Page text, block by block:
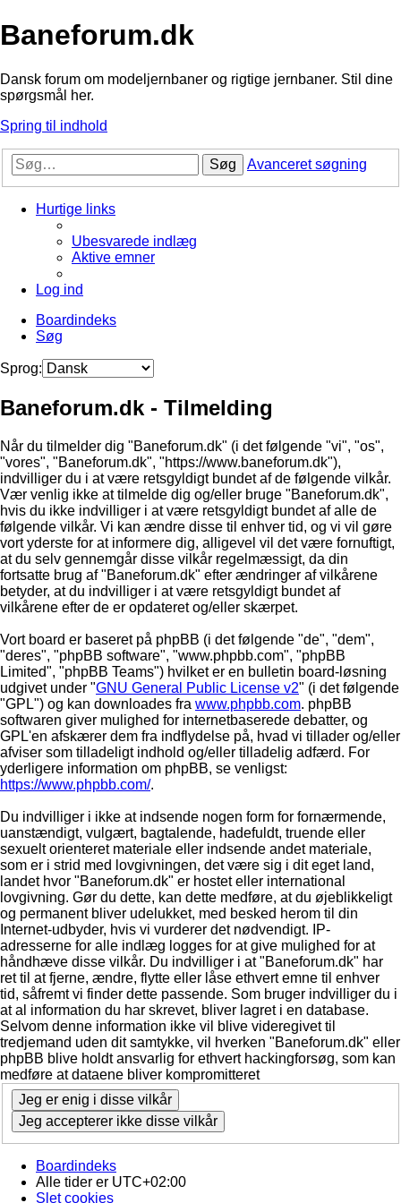
Baneforum.dk
Dansk forum om modeljernbaner og rigtige jernbaner. Stil dine
spørgsmål her.
Spring til indhold
Søg Avanceret søgning
Hurtige links
Ubesvarede indlæg
Aktive emner
Log ind
Boardindeks
Søg
Sprog:
Baneforum.dk - Tilmelding
Når du tilmelder dig "Baneforum.dk" (i det følgende "vi", "os",
"vores", "Baneforum.dk", "https://www.baneforum.dk"),
indvilliger du i at være retsgyldigt bundet af de følgende vilkår.
Vær venlig ikke at tilmelde dig og/eller bruge "Baneforum.dk",
hvis du ikke indvilliger i at være retsgyldigt bundet af alle de
følgende vilkår. Vi kan ændre disse til enhver tid, og vi vil gøre
vort yderste for at informere dig, alligevel vil det være fornuftigt,
at du selv gennemgår disse vilkår regelmæssigt, da din
fortsatte brug af "Baneforum.dk" efter ændringer af vilkårene
betyder, at du indvilliger i at være retsgyldigt bundet af
vilkårene efter de er opdateret og/eller skærpet.
Vort board er baseret på phpBB (i det følgende "de", "dem",
"deres", "phpBB software", "www.phpbb.com", "phpBB
Limited", "phpBB Teams") hvilket er en bulletin board-løsning
udgivet under "GNU General Public License v2" (i det følgende
"GPL") og kan downloades fra www.phpbb.com. phpBB
softwaren giver mulighed for internetbaserede debatter, og
GPL'en afskærer dem fra indflydelse på, hvad vi tillader og/eller
afviser som tilladeligt indhold og/eller tilladelig adfærd. For
yderligere information om phpBB, se venligst:
https://www.phpbb.com/.
Du indvilliger i ikke at indsende nogen form for fornærmende,
uanstændigt, vulgært, bagtalende, hadefuldt, truende eller
sexuelt orienteret materiale eller indsende andet materiale,
som er i strid med lovgivningen, det være sig i dit eget land,
landet hvor "Baneforum.dk" er hostet eller international
lovgivning. Gør du dette, kan dette medføre, at du øjeblikkeligt
og permanent bliver udelukket, med besked herom til din
Internet-udbyder, hvis vi vurderer det nødvendigt. IP-
adresserne for alle indlæg logges for at give mulighed for at
håndhæve disse vilkår. Du indvilliger i at "Baneforum.dk" har
ret til at fjerne, ændre, flytte eller låse ethvert emne til enhver
tid, såfremt vi finder dette passende. Som bruger indvilliger du i
at al information du har skrevet, bliver lagret i en database.
Selvom denne information ikke vil blive videregivet til
tredjemand uden dit samtykke, vil hverken "Baneforum.dk" eller
phpBB blive holdt ansvarlig for ethvert hackingforsøg, som kan
medføre at dataene bliver kompromitteret
Boardindeks
Alle tider er UTC+02:00
Slet cookies